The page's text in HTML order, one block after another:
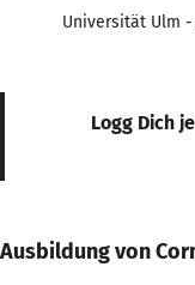
Universität Ulm
Logg Dich
Ausbildung von